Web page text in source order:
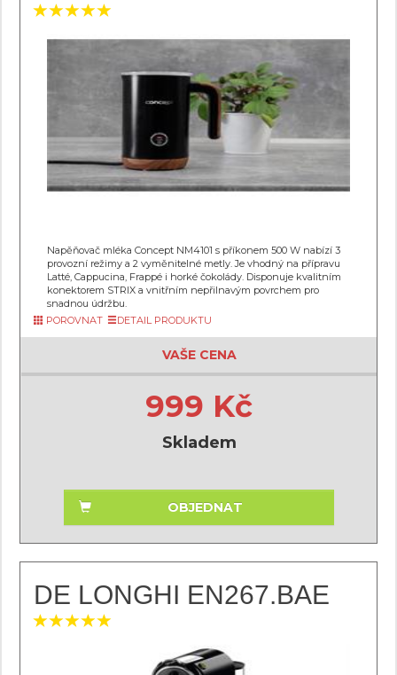
Napěňovač mléka Concept NM4101 s příkonem 500 W nabízí 3
provozní režimy a 2 vyměnitelné metly. Je vhodný na přípravu
Latté, Cappucina, Frappé i horké čokolády. Disponuje kvalitním
konektorem STRIX a vnitřním nepřilnavým povrchem pro
snadnou údržbu.
POROVNAT
DETAIL PRODUKTU
VAŠE CENA
999 Kč
Skladem
OBJEDNAT
DE LONGHI EN267.BAE